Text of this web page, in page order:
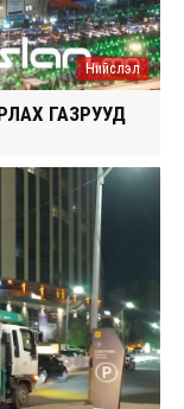
Нийслэл
ГАЗРУУД